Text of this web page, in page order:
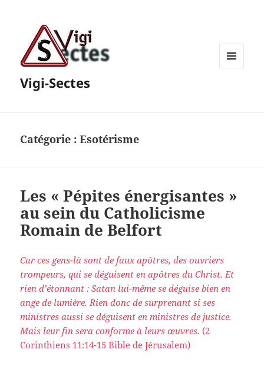
Vigi-Sectes
Catégorie :Esotérisme
Les « Pépites énergisantes »
au sein du Catholicisme
Romain de Belfort
Car ces gens-là sont de faux apôtres, des ouvriers
trompeurs, qui se déguisent en apôtres du Christ. Et
rien d’étonnant : Satan lui-même se déguise bien en
ange de lumière. Rien donc de surprenant si ses
ministres aussi se déguisent en ministres de justice.
Mais leur fin sera conforme à leurs œuvres. (2
Corinthiens 11:14-15 Bible de Jérusalem)